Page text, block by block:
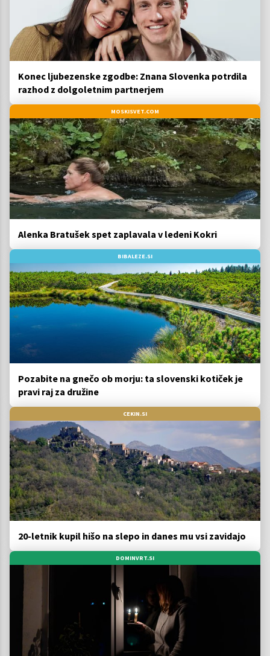
Konec ljubezenske zgodbe: Znana Slovenka potrdila
razhod z dolgoletnim partnerjem
MOSKISVET.COM
Alenka Bratušek spet zaplavala v ledeni Kokri
BIBALEZE.SI
Pozabite na gnečo ob morju: ta slovenski kotiček je
pravi raj za družine
CEKIN.SI
20-letnik kupil hišo na slepo in danes mu vsi zavidajo
DOMINVRT.SI